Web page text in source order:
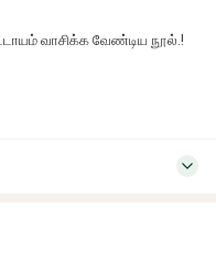
வாசிக்க வேண்டிய நூல்.!